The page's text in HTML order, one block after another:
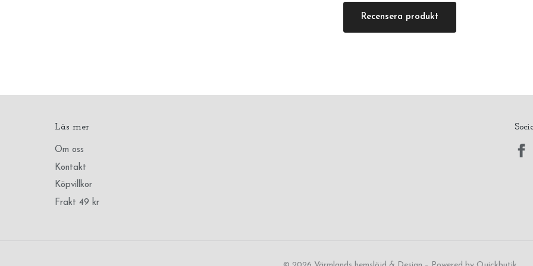
Recensera produkt
Läs mer
Om oss
Kontakt
Köpvillkor
Frakt 49 kr